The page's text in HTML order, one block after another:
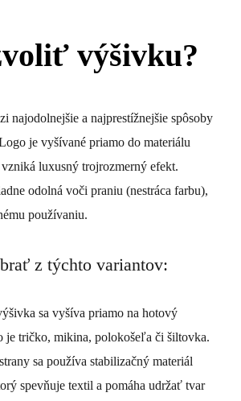
výšivku?
najodolnejšie a najprestížnejšie spôsoby
je vyšívané priamo do materiálu
luxusný trojrozmerný efekt.
odolná voči praniu (nestráca farbu),
používaniu.
z týchto variantov:
sa vyšíva priamo na hotový
je tričko, mikina, polokošeľa či šiltovka.
sa používa stabilizačný materiál
spevňuje textil a pomáha udržať tvar